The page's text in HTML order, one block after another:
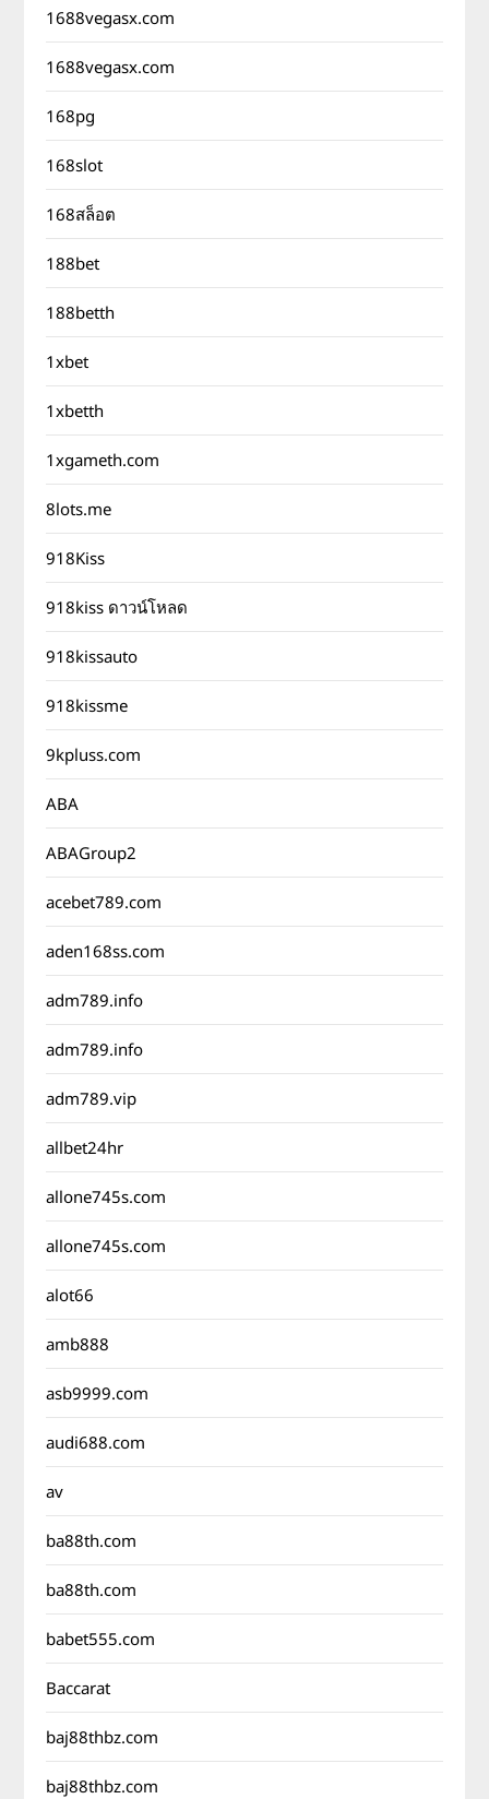
1688vegasx.com
1688vegasx.com
168pg
168slot
168สล็อต
188bet
188betth
1xbet
1xbetth
1xgameth.com
8lots.me
918Kiss
918kiss ดาวน์โหลด
918kissauto
918kissme
9kpluss.com
ABA
ABAGroup2
acebet789.com
aden168ss.com
adm789.info
adm789.info
adm789.vip
allbet24hr
allone745s.com
allone745s.com
alot66
amb888
asb9999.com
audi688.com
av
ba88th.com
ba88th.com
babet555.com
Baccarat
baj88thbz.com
baj88thbz.com